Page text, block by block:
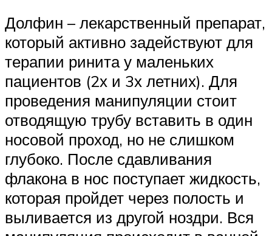
Долфин – лекарственный препарат,
который активно задействуют для
терапии ринита у маленьких
пациентов (2х и 3х летних). Для
проведения манипуляции стоит
отводящую трубу вставить в один
носовой проход, но не слишком
глубоко. После сдавливания
флакона в нос поступает жидкость,
которая пройдет через полость и
выливается из другой ноздри. Вся